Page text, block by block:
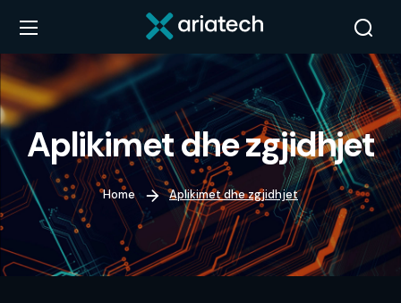
Aplikimet dhe zgjidhjet
Home Aplikimet dhe zgjidhjet